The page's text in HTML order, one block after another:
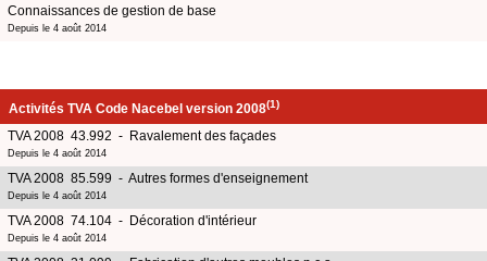
Connaissances de gestion de base
Depuis le 4 août 2014
Activités TVA Code Nacebel version 2008(1)
TVA 2008 43.992 - Ravalement des façades
Depuis le 4 août 2014
TVA 2008 85.599 - Autres formes d'enseignement
Depuis le 4 août 2014
TVA 2008 74.104 - Décoration d'intérieur
Depuis le 4 août 2014